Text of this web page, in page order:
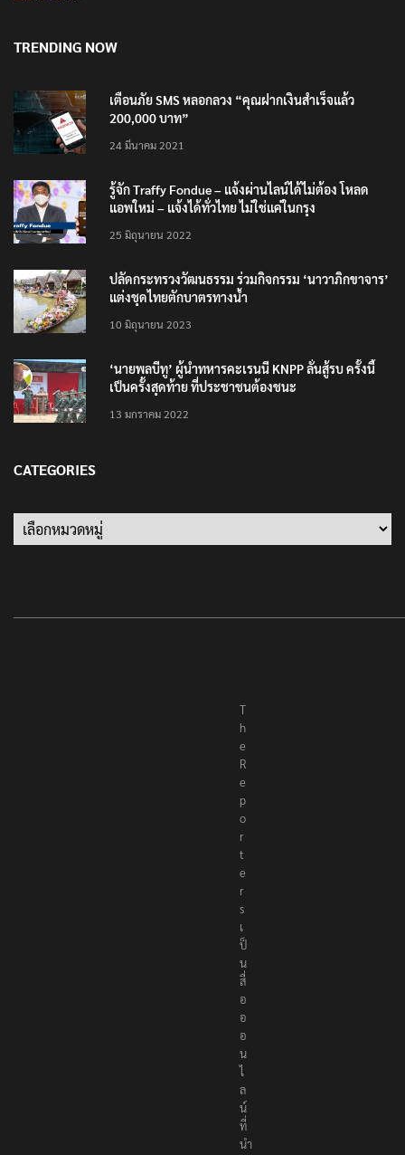
TRENDING NOW
เตือนภัย SMS หลอกลวง “คุณฝากเงินสำเร็จแล้ว
200,000 บาท”
24 มีนาคม 2021
รู้จัก Traffy Fondue – แจ้งผ่านไลน์ได้ไม่ต้อง โหลด
แอพใหม่ – แจ้งได้ทั่วไทย ไม่ใช่แค่ในกรุง
25 มิถุนายน 2022
ปลัดกระทรวงวัฒนธรรม ร่วมกิจกรรม ‘นาวาภิกขาจาร’
แต่งชุดไทยตักบาตรทางน้ำ
10 มิถุนายน 2023
‘นายพลบีทู’ ผู้นำทหารคะเรนนี KNPP ลั่นสู้รบ ครั้งนี้
เป็นครั้งสุดท้าย ที่ประชาชนต้องชนะ
13 มกราคม 2022
CATEGORIES
Categories
T
h
e
R
e
p
o
r
t
e
r
s
เ
ป็
น
สื่
อ
อ
อ
น
ไ
ล
น์
ที่
นำ